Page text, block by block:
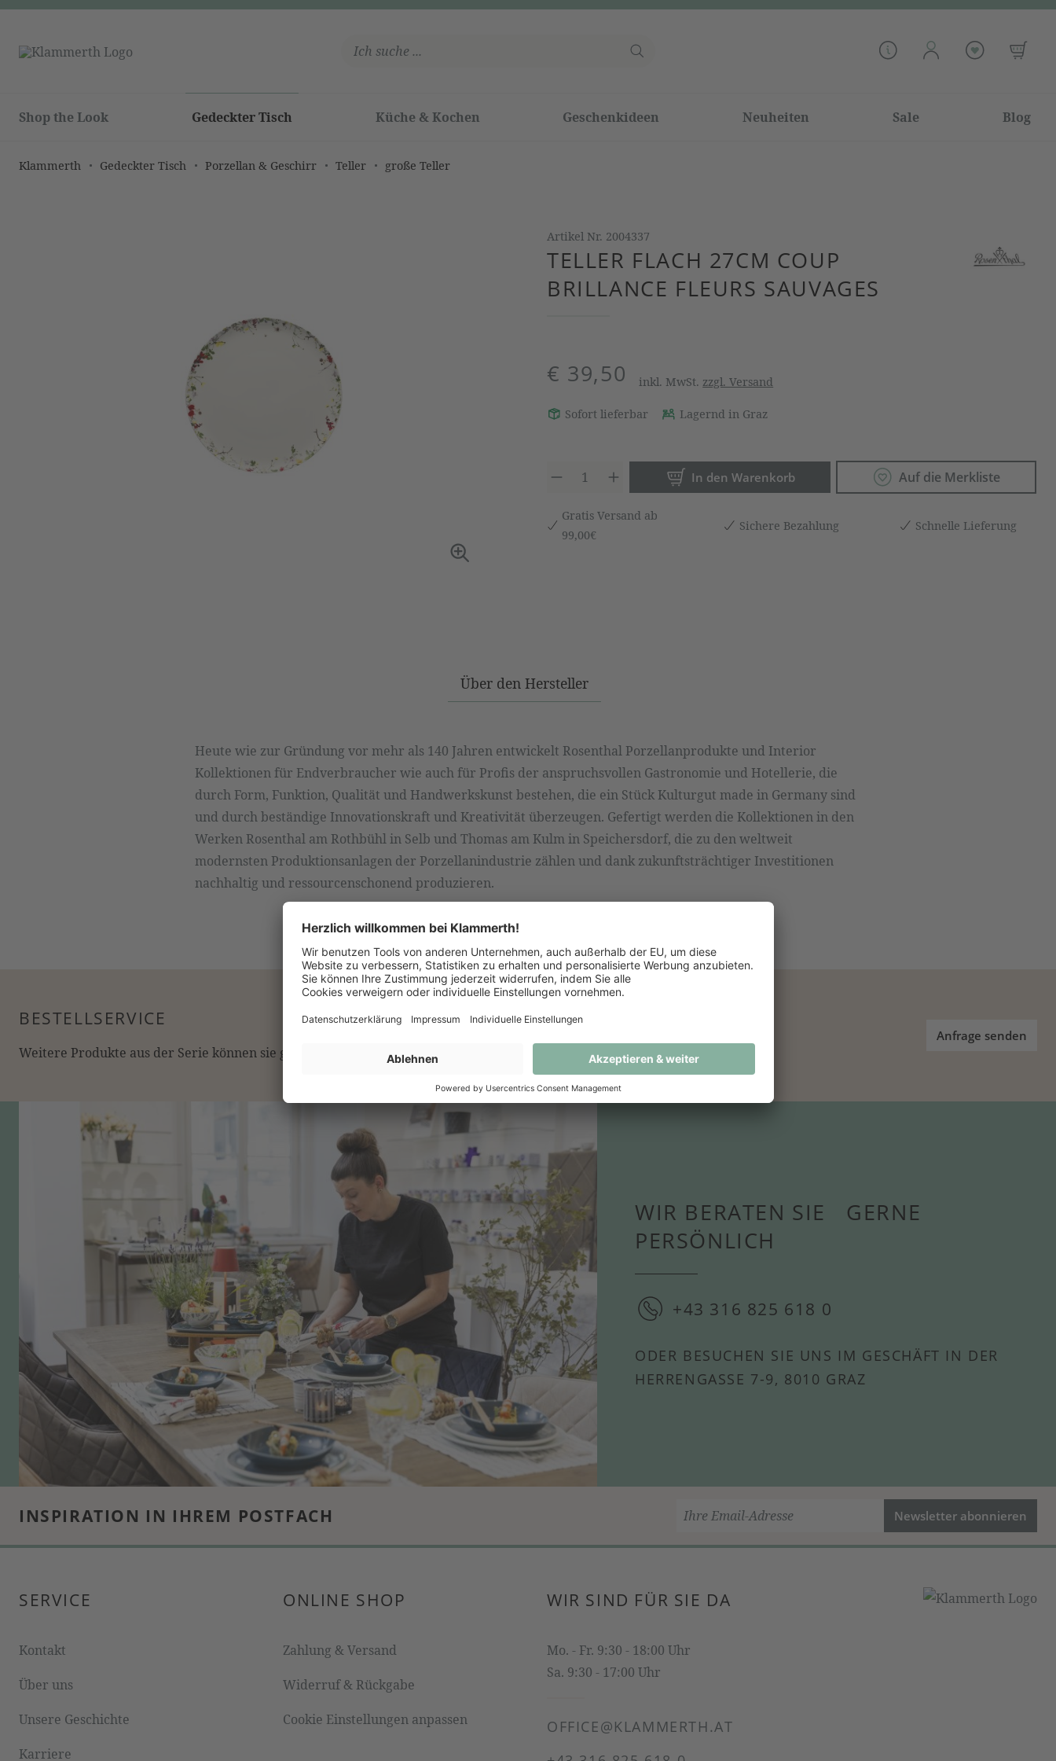
Shop the Look Gedeckter Tisch Küche & Kochen Geschenkideen Neuheiten Sale Blog
Klammerth Gedeckter Tisch Porzellan & Geschirr Teller große Teller
Artikel Nr. 2004337
TELLER FLACH 27CM COUP
BRILLANCE FLEURS SAUVAGES
€ 39,50 inkl. MwSt. zzgl. Versand
Sofort lieferbar Lagernd in Graz
Produkt Anzahl: Gib den gewünschten Wert
In den Warenkorb Auf die Merkliste
Gratis Versand ab
99,00€
Sichere Bezahlung Schnelle Lieferung
Über den Hersteller
Heute wie zur Gründung vor mehr als 140 Jahren entwickelt Rosenthal Porzellanprodukte und Interior
Kollektionen für Endverbraucher wie auch für Profis der anspruchsvollen Gastronomie und Hotellerie, die
durch Form, Funktion, Qualität und Handwerkskunst bestehen, die ein Stück Kulturgut made in Germany sind
und durch beständige Innovationskraft und Kreativität überzeugen. Gefertigt werden die Kollektionen in den
Werken Rosenthal am Rothbühl in Selb und Thomas am Kulm in Speichersdorf, die zu den weltweit
modernsten Produktionsanlagen der Porzellanindustrie zählen und dank zukunftsträchtiger Investitionen
nachhaltig und ressourcenschonend produzieren.
BESTELLSERVICE
Weitere Produkte aus der Serie können sie gerne online anfragen oder direkt bei uns im Geschäft bestellen.
Anfrage senden
WIR BERATEN SIE GERNE
PERSÖNLICH
+43 316 825 618 0
ODER BESUCHEN SIE UNS IM GESCHÄFT IN DER
HERRENGASSE 7-9, 8010 GRAZ
INSPIRATION IN IHREM POSTFACH Newsletter abonnieren
SERVICE
Kontakt
Über uns
Unsere Geschichte
Karriere
ONLINE SHOP
Zahlung & Versand
Widerruf & Rückgabe
Cookie Einstellungen anpassen
WIR SIND FÜR SIE DA
Mo. - Fr. 9:30 - 18:00 Uhr
Sa. 9:30 - 17:00 Uhr
OFFICE@KLAMMERTH.AT